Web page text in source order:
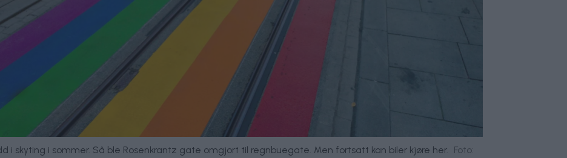
i skyting i sommer. Så ble Rosenkrantz gate omgjort til regnbuegate. Men fortsatt kan biler kjøre her.
Foto: